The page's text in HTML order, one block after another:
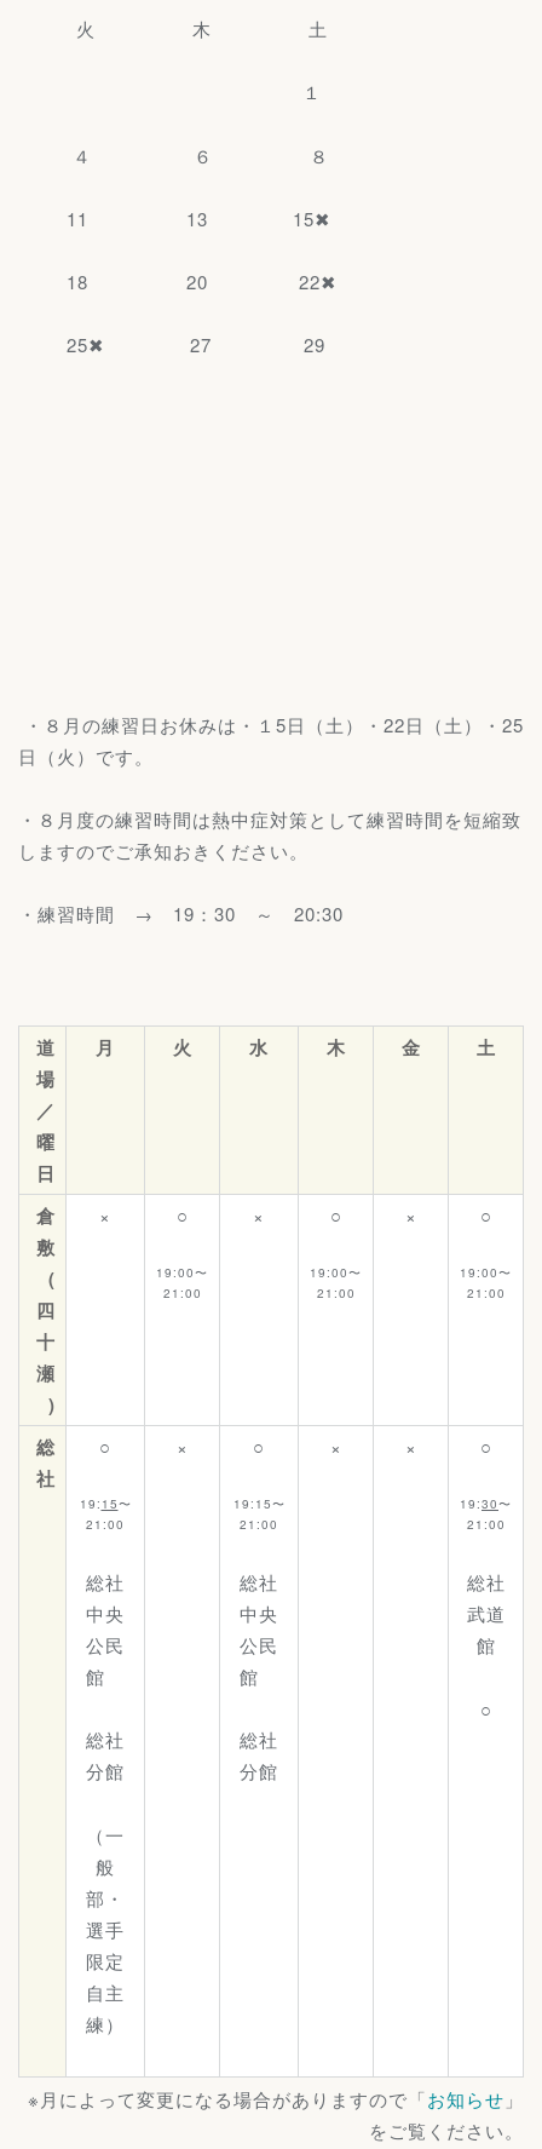
火 木 土
１
４ ６ ８
11 13 15✖
18 20 22✖
25✖ 27 29
・８月の練習日お休みは・１5日（土）・22日（土）・25
日（火）です。
・８月度の練習時間は熱中症対策として練習時間を短縮致
しますのでご承知おきください。
・練習時間 → 19：30 ～ 20:30
道
場
／
曜
日
月 火 水 木 金 土
倉
敷
(
四
十
瀬
)
× ○
19:00〜
21:00
× ○
19:00〜
21:00
× ○
19:00〜
21:00
総
社
○
19: 15〜
21:00
総社
中央
公民
館
総社
分館
（一
般
部・
選手
限定
自主
練）
× ○
19:15〜
21:00
総社
中央
公民
館
総社
分館
× × ○
19:30〜
21:00
総社
武道
館
○
※月によって変更になる場合がありますので「お知らせ 」
をご覧ください。